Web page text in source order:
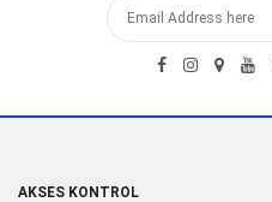
AKSES KONTROL